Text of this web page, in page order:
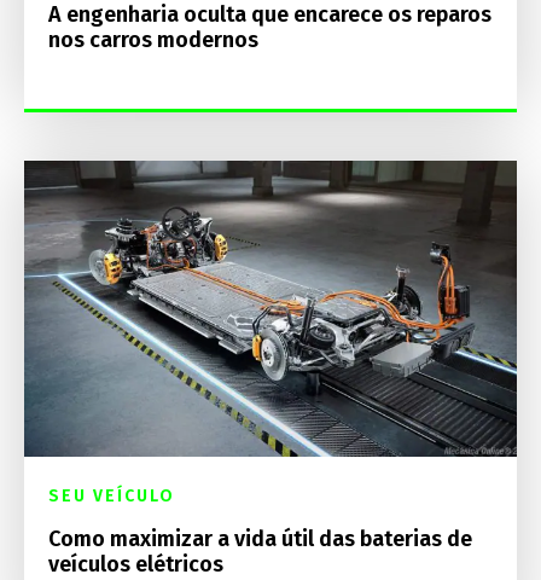
A engenharia oculta que encarece os reparos
nos carros modernos
SEU VEÍCULO
Como maximizar a vida útil das baterias de
veículos elétricos